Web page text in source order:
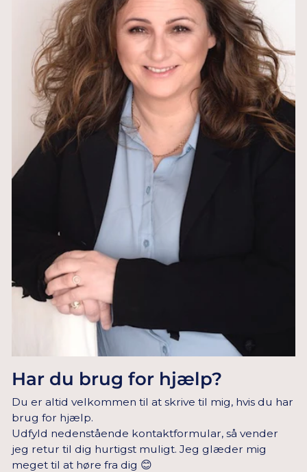
Har du brug for hjælp?
Du er altid velkommen til at skrive til mig, hvis du har
brug for hjælp.
Udfyld nedenstående kontaktformular, så vender
jeg retur til dig hurtigst muligt. Jeg glæder mig
meget til at høre fra dig 😊